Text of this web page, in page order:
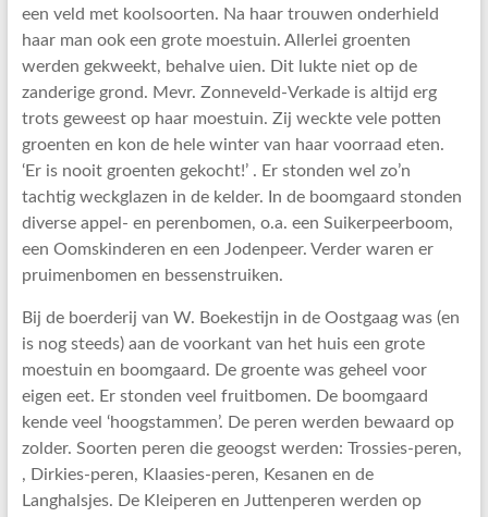
een veld met koolsoorten. Na haar trouwen onderhield
haar man ook een grote moestuin. Allerlei groenten
werden gekweekt, behalve uien. Dit lukte niet op de
zanderige grond. Mevr. Zonneveld-Verkade is altijd erg
trots geweest op haar moestuin. Zij weckte vele potten
groenten en kon de hele winter van haar voorraad eten.
‘Er is nooit groenten gekocht!’ . Er stonden wel zo’n
tachtig weckglazen in de kelder. In de boomgaard stonden
diverse appel- en perenbomen, o.a. een Suikerpeerboom,
een Oomskinderen en een Jodenpeer. Verder waren er
pruimenbomen en bessenstruiken.
Bij de boerderij van W. Boekestijn in de Oostgaag was (en
is nog steeds) aan de voorkant van het huis een grote
moestuin en boomgaard. De groente was geheel voor
eigen eet. Er stonden veel fruitbomen. De boomgaard
kende veel ‘hoogstammen’. De peren werden bewaard op
zolder. Soorten peren die geoogst werden: Trossies-peren,
, Dirkies-peren, Klaasies-peren, Kesanen en de
Langhalsjes. De Kleiperen en Juttenperen werden op